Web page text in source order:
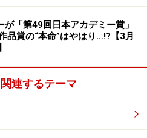
が「第49回日本アカデミー賞」
品賞の“本命”はやはり…!?【3月
連するテーマ